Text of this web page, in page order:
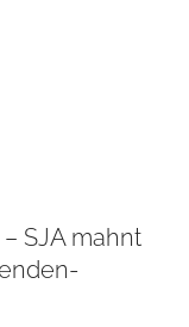
SJA mahnt